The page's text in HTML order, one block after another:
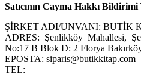
Satıcının Cayma Hakkı
ŞİRKET ADI/UNVANI: BUTİK
ADRES: Şenlikköy Mahallesi,
No:17 B Blok D: 2 Florya
EPOSTA: siparis@butikkitap.com
TEL: